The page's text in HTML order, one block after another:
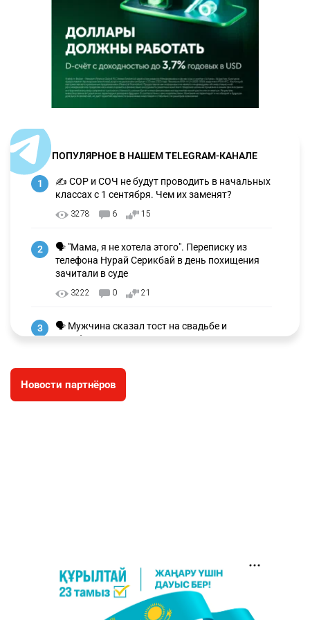
ПОПУЛЯРНОЕ В НАШЕМ TELEGRAM-КАНАЛЕ
1
✍️ СОР и СОЧ не будут проводить в начальных
классах с 1 сентября. Чем их заменят?
3278 6 15
2
🗣 "Мама, я не хотела этого". Переписку из
телефона Нурай Серикбай в день похищения
зачитали в суде
3222 0 21
3
🗣 Мужчина сказал тост на свадьбе и
заработал уголовное дело
🐏 Скота больше, а мясо дороже. Почему в
Казахстане продолжают расти цены на
2768 2
🇫🇷 Клуб ПСЖ объявил об открытии своей
Новости партнёров